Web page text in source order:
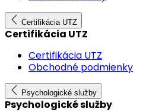
Certifikácia UTZ
Certifikácia UTZ
Certifikácia UTZ
Obchodné podmienky
Psychologické služby
Psychologické služby